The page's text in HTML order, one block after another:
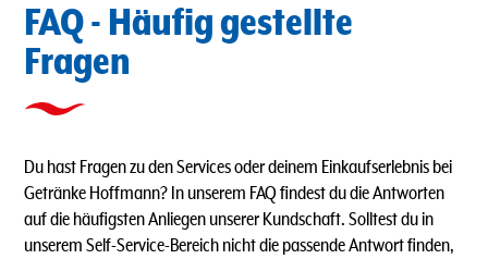
FAQ - Häufig gestellte
Fragen
Du hast Fragen zu den Services oder deinem Einkaufserlebnis bei
Getränke Hoffmann? In unserem FAQ findest du die Antworten
auf die häufigsten Anliegen unserer Kundschaft. Solltest du in
unserem Self-Service-Bereich nicht die passende Antwort finden,